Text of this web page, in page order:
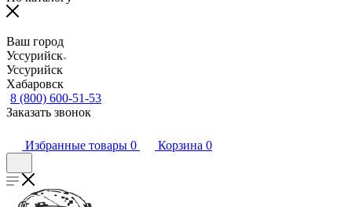
Ваш город
Уссурийск
Уссурийск
Хабаровск
8 (800) 600-51-53
Заказать звонок
Избранные товары 0 Корзина 0